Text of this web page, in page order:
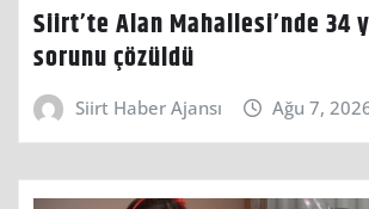
Siirt’te Alan Mahallesi’nde 34
sorunu çözüldü
Siirt Haber Ajansı Ağu 7,